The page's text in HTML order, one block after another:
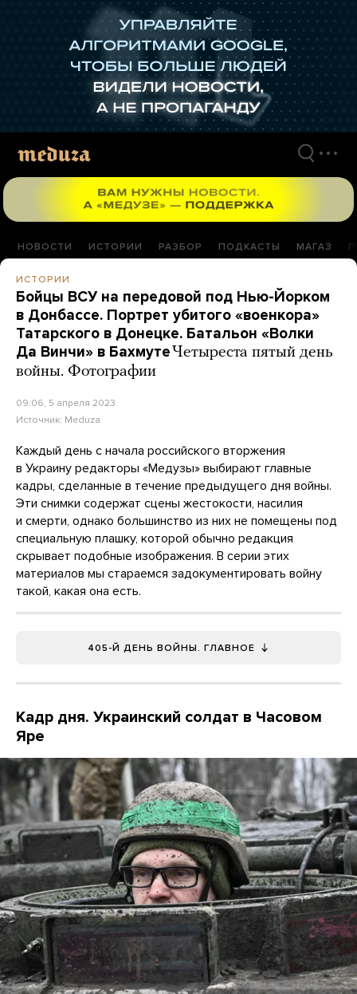
НОВОСТИ ИСТОРИИ РАЗБОР ПОДКАСТЫ МАГАЗ
ИСТОРИИ
Бойцы ВСУ на передовой под Нью-Йорком
в Донбассе. Портрет убитого «военкора»
Татарского в Донецке. Батальон «Волки
Да Винчи» в Бахмуте Четыреста пятый день
войны. Фотографии
09:06, 5 апреля 2023
Источник: Meduza
Каждый день с начала российского вторжения
в Украину редакторы «Медузы» выбирают главные
кадры, сделанные в течение предыдущего дня войны.
Эти снимки содержат сцены жестокости, насилия
и смерти, однако большинство из них не помещены под
специальную плашку, которой обычно редакция
скрывает подобные изображения. В серии этих
материалов мы стараемся задокументировать войну
такой, какая она есть.
405-Й ДЕНЬ ВОЙНЫ. ГЛАВНОЕ
Кадр дня. Украинский солдат в Часовом
Яре